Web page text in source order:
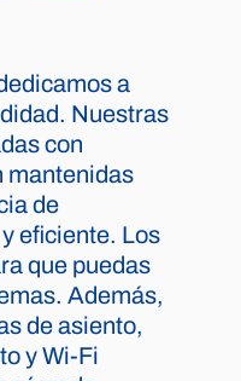
a
Nuestras
con
mantenidas
de
eficiente. Los
que puedas
Además,
de asiento,
y Wi-Fi